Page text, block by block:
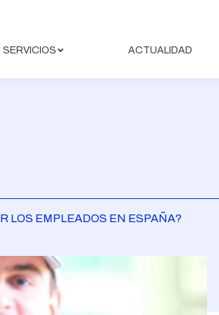
SERVICIOS ACTUALIDAD
LOS EMPLEADOS EN ESPAÑA?